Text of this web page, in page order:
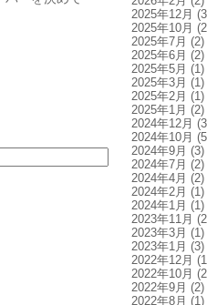
2025年12月
2025年10月
2025年7月 (2)
2025年6月 (2)
2025年5月 (1)
2025年3月 (1)
2025年2月 (1)
2025年1月 (2)
2024年12月
2024年10月
2024年9月 (3)
2024年7月 (2)
2024年4月 (2)
2024年2月 (1)
2024年1月 (1)
2023年11月
2023年3月 (1)
2023年1月 (3)
2022年12月
2022年10月
2022年9月 (2)
2022年8月 (1)